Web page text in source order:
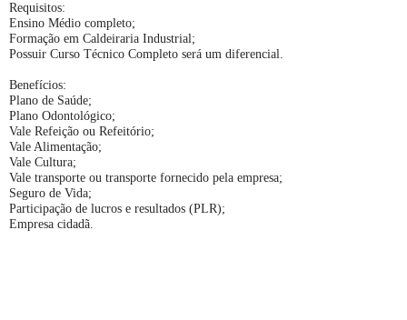
Requisitos:
Ensino Médio completo;
Formação em Caldeiraria Industrial;
Possuir Curso Técnico Completo será um diferencial.
Benefícios:
Plano de Saúde;
Plano Odontológico;
Vale Refeição ou Refeitório;
Vale Alimentação;
Vale Cultura;
Vale transporte ou transporte fornecido pela empresa;
Seguro de Vida;
Participação de lucros e resultados (PLR);
Empresa cidadã.